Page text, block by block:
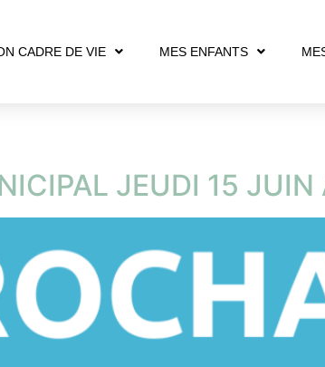
CADRE DE VIE MES ENFANTS
JEUDI 15 JUIN